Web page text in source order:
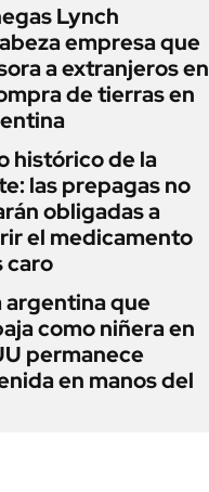
Lynch
empresa que
a extranjeros en
de tierras en
histórico de la
las prepagas no
obligadas a
el medicamento
caro
argentina que
como niñera en
permanece
en manos del